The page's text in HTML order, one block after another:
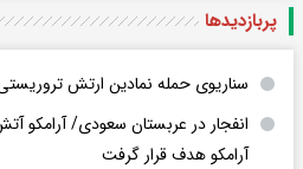
پربازدید‌ها
سناریوی حمله نمادین ارتش
انفجار در عربستان سعودی/ آرامکو
آرامکو هدف قرار گرفت